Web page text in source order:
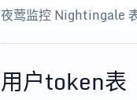
夜莺监控 Nightingale
用户token表